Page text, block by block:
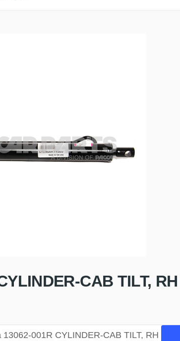
CAB TILT, RH
13062-001R CYLINDER-CAB TILT, RH